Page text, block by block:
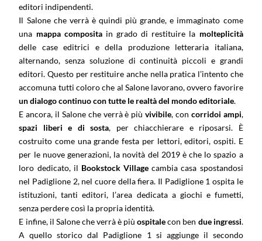
editori indipendenti.
Il Salone che verrà è quindi più grande, e immaginato come
una mappa compositain grado di restituire la molteplicità
delle case editrici e della produzione letteraria italiana,
alternando, senza soluzione di continuità piccoli e grandi
editori. Questo per restituire anche nella pratica l’intento che
accomuna tutti coloro che al Salone lavorano, ovvero favorire
un dialogo continuo con tutte le realtà del mondo editoriale.
E ancora, il Salone che verrà è piùvivibile, con corridoi ampi,
spazi liberi e di sosta, per chiacchierare e riposarsi. È
costruito come una grande festa per lettori, editori, ospiti. E
per le nuove generazioni, la novità del 2019 è che lo spazio a
loro dedicato, il Bookstock Village cambia casa spostandosi
nel Padiglione 2, nel cuore della fiera. Il Padiglione 1 ospita le
istituzioni, tanti editori, l’area dedicata a giochi e fumetti,
senza perdere così la propria identità.
E infine, il Salone che verrà è piùospitalecon ben due ingressi.
A quello storico dal Padiglione 1 si aggiunge il secondo